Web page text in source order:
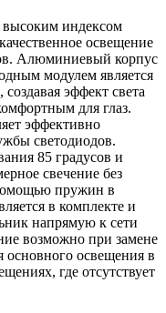
высоким индексом
освещение
Алюминиевый корпус
модулем является
эффект света
для глаз.
эффективно
светодиодов.
85 градусов и
свечение без
пружин в
в комплекте и
напрямую к сети
возможно при замене
основного освещения в
где отсутствует